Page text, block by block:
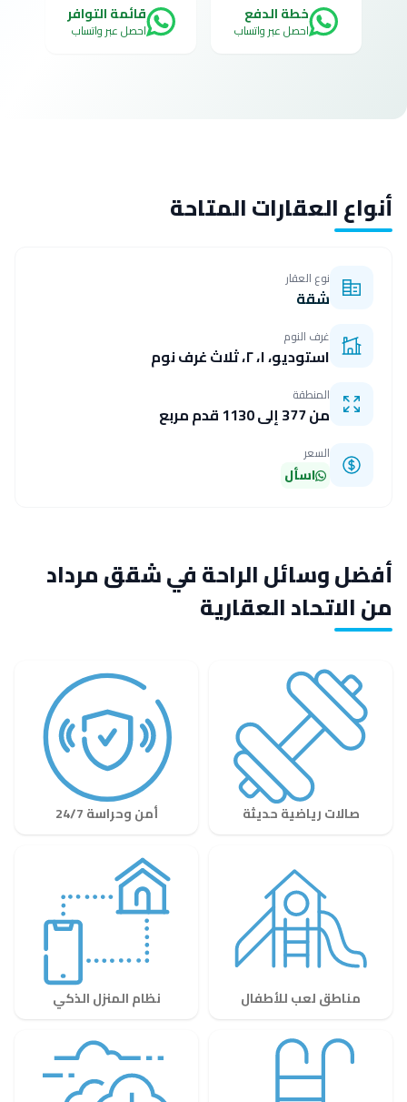
خطة الدفع
احصل عبر واتساب
قائمة التوافر
احصل عبر واتساب
أنواع العقارات المتاحة
نوع العقار
شقة
غرف النوم
استوديو، ١، ٢، ثلاث غرف نوم
المنطقة
من 377 إلى 1130 قدم مربع
السعر
اسأل
أفضل وسائل الراحة في شقق مرداد
من الاتحاد العقارية
صالات رياضية حديثة أمن وحراسة 24/7
مناطق لعب للأطفال نظام المنزل الذكي